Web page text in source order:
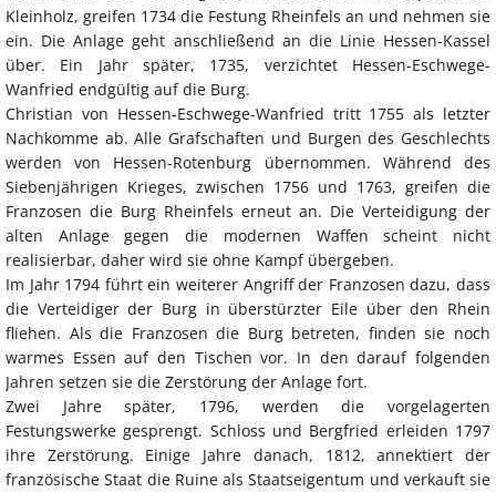
Kleinholz, greifen 1734 die Festung Rheinfels an und nehmen sie
ein. Die Anlage geht anschließend an die Linie Hessen-Kassel
über. Ein Jahr später, 1735, verzichtet Hessen-Eschwege-
Wanfried endgültig auf die Burg.
Christian von Hessen-Eschwege-Wanfried tritt 1755 als letzter
Nachkomme ab. Alle Grafschaften und Burgen des Geschlechts
werden von Hessen-Rotenburg übernommen. Während des
Siebenjährigen Krieges, zwischen 1756 und 1763, greifen die
Franzosen die Burg Rheinfels erneut an. Die Verteidigung der
alten Anlage gegen die modernen Waffen scheint nicht
realisierbar, daher wird sie ohne Kampf übergeben.
Im Jahr 1794 führt ein weiterer Angriff der Franzosen dazu, dass
die Verteidiger der Burg in überstürzter Eile über den Rhein
fliehen. Als die Franzosen die Burg betreten, finden sie noch
warmes Essen auf den Tischen vor. In den darauf folgenden
Jahren setzen sie die Zerstörung der Anlage fort.
Zwei Jahre später, 1796, werden die vorgelagerten
Festungswerke gesprengt. Schloss und Bergfried erleiden 1797
ihre Zerstörung. Einige Jahre danach, 1812, annektiert der
französische Staat die Ruine als Staatseigentum und verkauft sie